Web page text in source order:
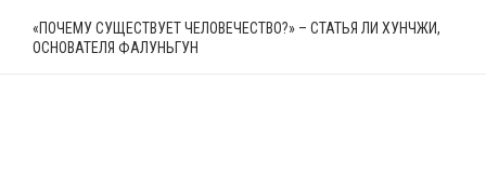
«ПОЧЕМУ СУЩЕСТВУЕТ ЧЕЛОВЕЧЕСТВО?» – СТАТЬЯ ЛИ ХУНЧЖИ,
ОСНОВАТЕЛЯ ФАЛУНЬГУН